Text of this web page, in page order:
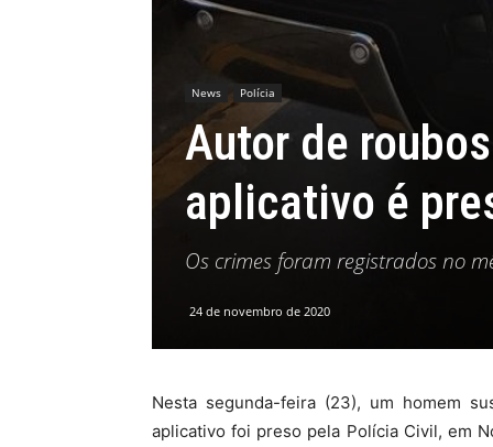
News Polícia
Autor de
aplicativo é
Os crimes foram registrados no
24 de novembro de 2020
Nesta segunda-feira (23), um homem
aplicativo foi preso pela Polícia Civil, em